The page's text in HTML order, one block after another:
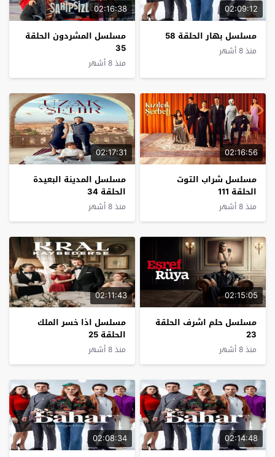
02:09:12
مسلسل بهار الحلقة 58
منذ 8 أشهر
02:16:38
مسلسل المشردون الحلقة
35
منذ 8 أشهر
02:16:56
مسلسل شراب التوت
الحلقة 111
منذ 8 أشهر
02:17:31
مسلسل المدينة البعيدة
الحلقة 34
منذ 8 أشهر
02:15:05
مسلسل حلم اشرف الحلقة
23
منذ 8 أشهر
02:11:43
مسلسل اذا خسر الملك
الحلقة 25
منذ 8 أشهر
02:14:48
02:08:34